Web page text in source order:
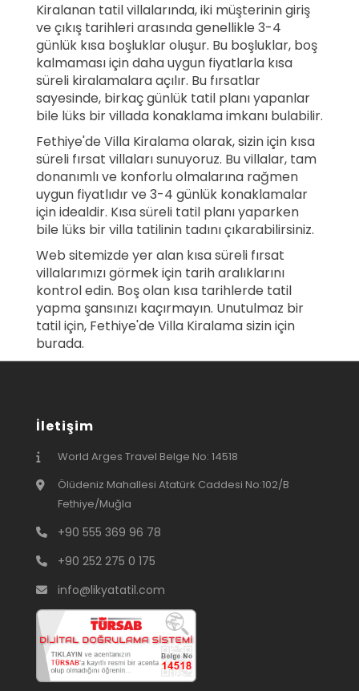
Kiralanan tatil villalarında, iki müşterinin giriş
ve çıkış tarihleri arasında genellikle 3-4
günlük kısa boşluklar oluşur. Bu boşluklar, boş
kalmaması için daha uygun fiyatlarla kısa
süreli kiralamalara açılır. Bu fırsatlar
sayesinde, birkaç günlük tatil planı yapanlar
bile lüks bir villada konaklama imkanı bulabilir.
Fethiye'de Villa Kiralama olarak, sizin için kısa
süreli fırsat villaları sunuyoruz. Bu villalar, tam
donanımlı ve konforlu olmalarına rağmen
uygun fiyatlıdır ve 3-4 günlük konaklamalar
için idealdir. Kısa süreli tatil planı yaparken
bile lüks bir villa tatilinin tadını çıkarabilirsiniz.
Web sitemizde yer alan kısa süreli fırsat
villalarımızı görmek için tarih aralıklarını
kontrol edin. Boş olan kısa tarihlerde tatil
yapma şansınızı kaçırmayın. Unutulmaz bir
tatil için, Fethiye'de Villa Kiralama sizin için
burada.
İletişim
World Arges Travel Belge No: 14518
Ölüdeniz Mahallesi Atatürk Caddesi No:102/B
Fethiye/Muğla
+90 555 369 96 78
+90 252 275 0 175
info@likyatatil.com